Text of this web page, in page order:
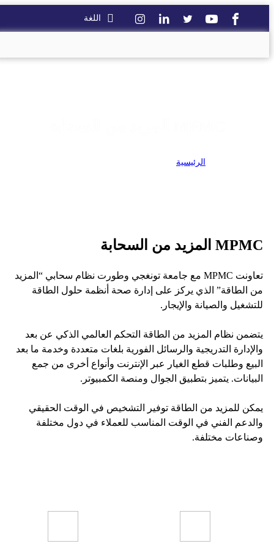
اللغة
الرئيسية
MPMC المزيد من السحابة
تعاونت MPMC مع جامعة تونغجي وطورت نظام سحابي “المزيد
من الطاقة” الذي يركز على إدارة صحة أنظمة حلول الطاقة
للتشغيل والصيانة والإيجار.
يتضمن نظام المزيد من الطاقة التحكم العالمي الذكي عن بعد
والإدارة التدريجية والرسائل الفورية بلغات متعددة وخدمة ما بعد
البيع وطلبات قطع الغيار عبر الإنترنت وأنواع أخرى من جمع
البيانات. يتميز بتطبيق الجوال ومنصة الكمبيوتر.
يمكن للمزيد من الطاقة توفير التشخيص في الوقت الحقيقي
والدعم الفني في الوقت المناسب للعملاء في دول مختلفة
وصناعات مختلفة.